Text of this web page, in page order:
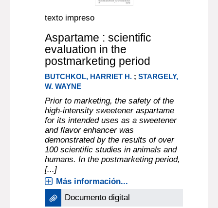
texto impreso
Aspartame : scientific
evaluation in the
postmarketing period
BUTCHKOL, HARRIET H. ;STARGELY,
W. WAYNE
Prior to marketing, the safety of the
high-intensity sweetener aspartame
for its intended uses as a sweetener
and flavor enhancer was
demonstrated by the results of over
100 scientific studies in animals and
humans. In the postmarketing period,
[...]
Más información...
Documento digital